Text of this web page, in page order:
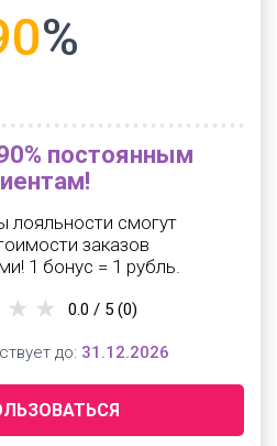
%
постоянным
лояльности смогут
заказов
1 бонус = 1 рубль.
0.0 / 5 (0)
до: 31.12.2026